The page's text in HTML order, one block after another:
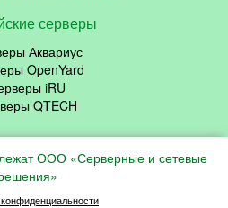
серверы
Аквариус
OpenYard
iRU
QTECH
ООО «Серверные и сетевые